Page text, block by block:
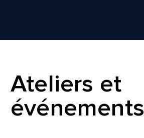
Ateliers et
événements